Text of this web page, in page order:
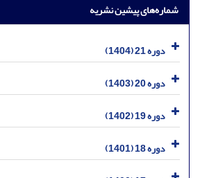
شماره‌های پیشین نشریه
دوره 21 (1404)
دوره 20 (1403)
دوره 19 (1402)
دوره 18 (1401)